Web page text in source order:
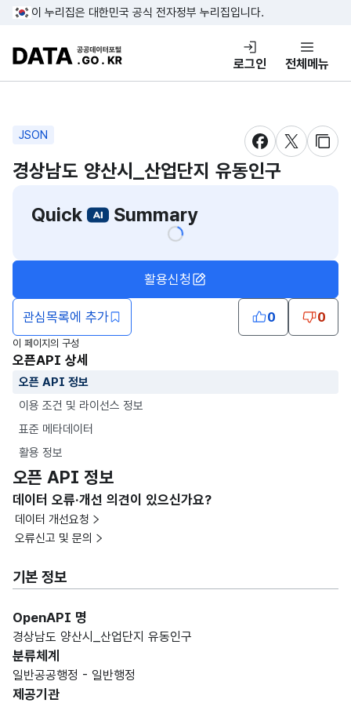
콘텐츠 바로가기
푸터 바로가기
이 누리집은 대한민국 공식 전자정부 누리집입니다.
DATA.GO.KR 공공데이터포털
로그인 전체메뉴
JSON
새창 열림새창 열림
새창
경상남도 양산시_산업단지 유동인구
Quick
Summary
관심목록에 추가
활용신청
0 0
이 페이지의 구성
오픈API 상세
오픈 API 정보
이용 조건 및 라이선스 정보
표준 메타데이터
활용 정보
오픈 API 정보
데이터 오류·개선 의견이 있으신가요?
데이터 개선요청
오류신고 및 문의
기본 정보
OpenAPI 명
경상남도 양산시_산업단지 유동인구
분류체계
일반공공행정 - 일반행정
제공기관